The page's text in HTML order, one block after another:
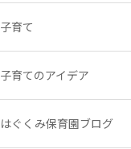
子育て
子育てのアイデア
はぐくみ保育園ブログ